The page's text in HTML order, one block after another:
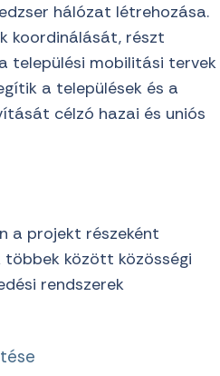
hálózat létrehozása.
koordinálását, részt
települési mobilitási tervek
a települések és a
célzó hazai és uniós
a projekt részeként
között közösségi
rendszerek